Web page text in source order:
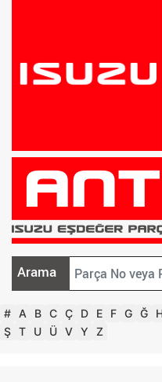
Arama
# A B C Ç D E F G Ğ
Ş T U Ü V Y Z